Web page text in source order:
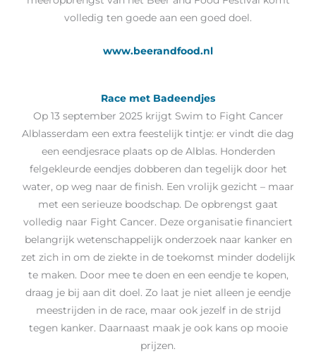
volledig ten goede aan een goed doel.
www.beerandfood.nl
Race met Badeendjes
Op 13 september 2025 krijgt Swim to Fight Cancer
Alblasserdam een extra feestelijk tintje: er vindt die dag
een eendjesrace plaats op de Alblas. Honderden
felgekleurde eendjes dobberen dan tegelijk door het
water, op weg naar de finish. Een vrolijk gezicht – maar
met een serieuze boodschap. De opbrengst gaat
volledig naar Fight Cancer. Deze organisatie financiert
belangrijk wetenschappelijk onderzoek naar kanker en
zet zich in om de ziekte in de toekomst minder dodelijk
te maken. Door mee te doen en een eendje te kopen,
draag je bij aan dit doel. Zo laat je niet alleen je eendje
meestrijden in de race, maar ook jezelf in de strijd
tegen kanker. Daarnaast maak je ook kans op mooie
prijzen.